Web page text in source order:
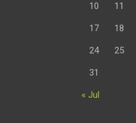
10 11
17 18
24 25
31
« Jul